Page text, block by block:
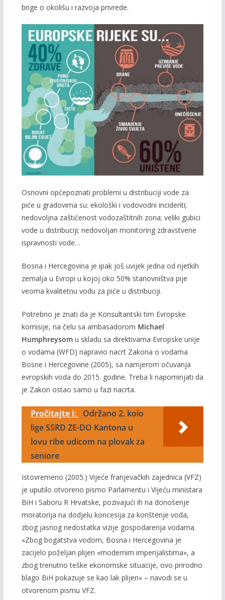
brige o okolišu i razvoja privrede.
Osnovni općepoznati problemi u distribuciji vode za
piće u gradovima su: ekološki i vodovodni incidenti;
nedovoljna zaštićenost vodozaštitnih zona; veliki gubici
vode u distribuciji; nedovoljan monitoring zdravstvene
ispravnosti vode…
Bosna i Hercegovina je ipak još uvijek jedna od rijetkih
zemalja u Evropi u kojoj oko 50% stanovništva pije
veoma kvalitetnu vodu za piće u distribuciji.
Potrebno je znati da je Konsultantski tim Evropske
komisije, na čelu sa ambasadorom Michael
Humphreysomu skladu sa direktivama Evropske unije
o vodama (WFD) napravio nacrt Zakona o vodama
Bosne i Hercegovine (2005), sa namjerom očuvanja
evropskih voda do 2015. godine. Treba li napominjati da
je Zakon ostao samo u fazi nacrta.
Pročitajte i:
Održano 2. kolo
lige SSRD ZE-DO Kantona u
lovu ribe udicom na plovak za
seniore
Istovremeno (2005.) Vijeće franjevačkih zajednica (VFZ)
je uputilo otvoreno pismo Parlamentu i Vijeću ministara
BiH i Saboru R Hrvatske, pozivajući ih na donošenje
moratorija na dodjelu koncesija za korištenje voda,
zbog jasnog nedostatka vizije gospodarenja vodama.
«Zbog bogatstva vodom, Bosna i Hercegovina je
zacijelo poželjan plijen «modernim imperijalistima», a
zbog trenutno teške ekonomske situacije, ovo prirodno
blago BiH pokazuje se kao lak plijen» – navodi se u
otvorenom pismu VFZ.